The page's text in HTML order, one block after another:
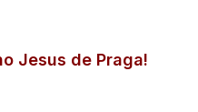
Jesus de Praga!